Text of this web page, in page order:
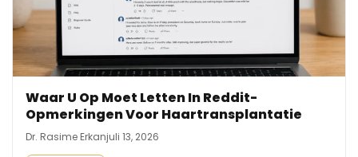
Waar U Op Moet Letten In Reddit-
Opmerkingen Voor Haartransplantatie
Dr. Rasime Erkanjuli 13, 2026